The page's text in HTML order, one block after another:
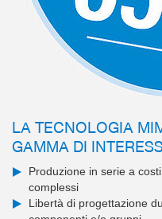
LA TECNOLOGIA
GAMMA DI
Produzione in serie a
complessi
Libertà di progettazione